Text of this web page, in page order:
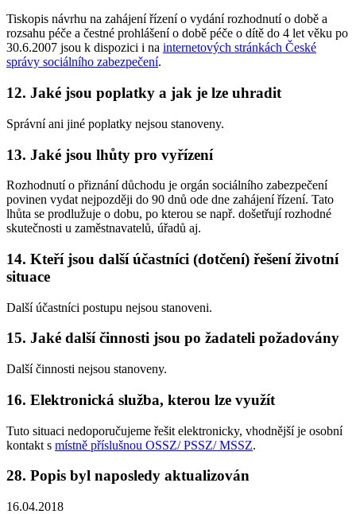
Tiskopis návrhu na zahájení řízení o vydání rozhodnutí o době a
rozsahu péče a čestné prohlášení o době péče o dítě do 4 let věku po
30.6.2007 jsou k dispozici i na internetových stránkách České
správy sociálního zabezpečení.
12. Jaké jsou poplatky a jak je lze uhradit
Správní ani jiné poplatky nejsou stanoveny.
13. Jaké jsou lhůty pro vyřízení
Rozhodnutí o přiznání důchodu je orgán sociálního zabezpečení
povinen vydat nejpozději do 90 dnů ode dne zahájení řízení. Tato
lhůta se prodlužuje o dobu, po kterou se např. došetřují rozhodné
skutečnosti u zaměstnavatelů, úřadů aj.
14. Kteří jsou další účastníci (dotčení) řešení životní
situace
Další účastníci postupu nejsou stanoveni.
15. Jaké další činnosti jsou po žadateli požadovány
Další činnosti nejsou stanoveny.
16. Elektronická služba, kterou lze využít
Tuto situaci nedoporučujeme řešit elektronicky, vhodnější je osobní
kontakt s místně příslušnou OSSZ/ PSSZ/ MSSZ.
28. Popis byl naposledy aktualizován
16.04.2018